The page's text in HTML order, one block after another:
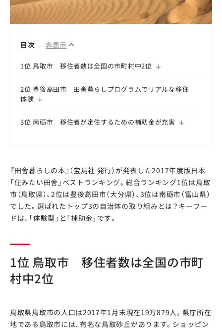
目次 非表示
1位 鳥取市 移住者数は全国の市町村中2位
2位 豊後高田市 田舎暮らしプログラムでリアルな移住
体験
3位 南砺市 移住者が定住するための補助金が充実
『田舎暮らしの本』（宝島社 発行）が発表した2017年度版日本
「住みたい田舎」ベストランキング。総合ランキング1位は鳥取
市（鳥取県）、2位は豊後高田市（大分県）、3位は南砺市（富山県）
でした。選ばれたトップ3の自治体の取り組みとは？キーワー
ドは、「体験型」と「補助金」です。
1位 鳥取市 移住者数は全国の市町
村中2位
鳥取県鳥取市の人口は2017年1月末現在19万879人。県庁所在
地である鳥取市には、有名な鳥取砂丘があります。ショッピン